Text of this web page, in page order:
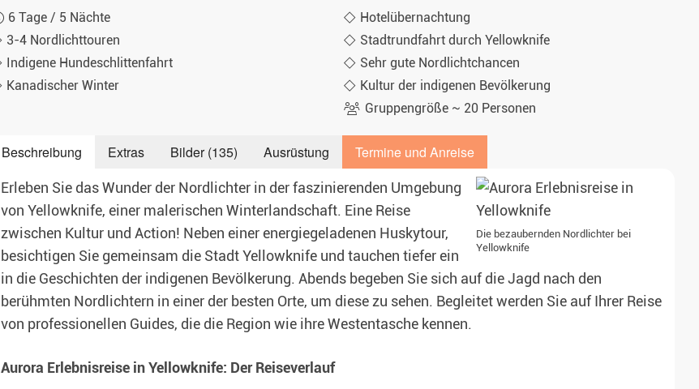
Fragen und Antworten
Teambuilding & Incentives
6 Tage / 5 Nächte
Hotelübernachtung
3-4 Nordlichttouren
Stadtrundfahrt durch Yellowknife
Indigene Hundeschlittenfahrt
Sehr gute Nordlichtchancen
Kanadischer Winter
Kultur der indigenen Bevölkerung
Gruppengröße ~ 20 Personen
Beschreibung Extras Bilder (135) Ausrüstung Termine und Anreise
Die bezaubernden Nordlichter bei
Yellowknife
Erleben Sie das Wunder der Nordlichter in der faszinierenden Umgebung
von Yellowknife, einer malerischen Winterlandschaft. Eine Reise
zwischen Kultur und Action! Neben einer energiegeladenen Huskytour,
besichtigen Sie gemeinsam die Stadt Yellowknife und tauchen tiefer ein
in die Geschichten der indigenen Bevölkerung. Abends begeben Sie sich auf die Jagd nach den
berühmten Nordlichtern in einer der besten Orte, um diese zu sehen. Begleitet werden Sie auf Ihrer Reise
von professionellen Guides, die die Region wie ihre Westentasche kennen.
Aurora Erlebnisreise in Yellowknife: Der Reiseverlauf